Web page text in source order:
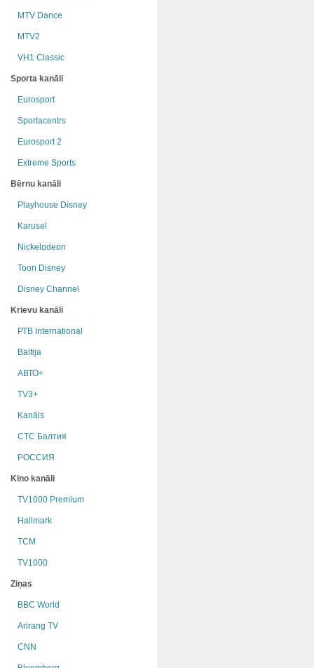
MTV Dance
MTV2
VH1 Classic
Sporta kanāli
Eurosport
Sportacentrs
Eurosport 2
Extreme Sports
Bērnu kanāli
Playhouse Disney
Karusel
Nickelodeon
Toon Disney
Disney Channel
Krievu kanāli
РТB International
Baltija
АВТО+
TV3+
Kanāls
СТС Балтия
РОССИЯ
Kino kanāli
TV1000 Premium
Hallmark
TCM
TV1000
Ziņas
BBC World
Arirang TV
CNN